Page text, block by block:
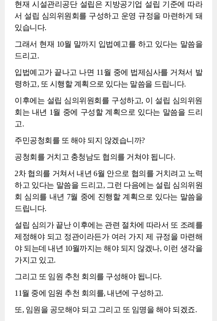
현재 시설관리공단 설립은 지방공기업 설립 기준에 따라
서 설립 심의위원회를 구성하고 운영 규정을 마련하게 돼
있습니다.
그래서 현재 10월 말까지 입법예고를 하고 있다는 말씀을
드리고.
입법예고가 끝나고 나면 11월 중에 법제심사를 거쳐서 발
령하고, 또 시행할 계획으로 있다는 말씀을 드립니다.
이후에는 설립 심의위원회를 구성하고, 이 설립 심의위원
회는 내년 1월 중에 구성할 계획으로 있다는 말씀을 드리
고.
주민공청회를 또 해야 되지 않겠습니까?
공청회를 거치고 충청남도 협의를 거쳐야 됩니다.
2차 협의를 거쳐서 내년 6월 안으로 협의를 거치려고 노력
하고 있다는 말씀을 드리고, 그런 다음에는 설립 심의위원
회 심의를 내년 7월 중에 진행할 계획으로 있다는 말씀을
드립니다.
설립 심의가 끝난 이후에는 관련 절차에 따라서 또 조례를
제정해야 되고 정관이라든가 여러 가지 제 규정을 마련해
야 되는데 내년 10월까지는 해야 되지 않겠나, 이런 생각을
가지고 있고.
그리고 또 임원 추천 회의를 구성해야 됩니다.
11월 중에 임원 추천 회의를, 내년에 구성하고.
또, 임원을 공모해야 되고 그리고 또 임명을 해야 되겠죠.